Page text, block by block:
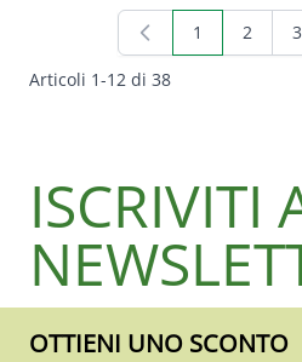
Articoli 1-12 di 38
Attualmente
1 Pagina
2 3
ISCRIVITI
OTTIENI UNO SCONTO